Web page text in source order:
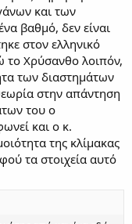
και των
βαθμό, δεν είναι
στον ελληνικό
το Χρύσανθο λοιπόν,
των διαστημάτων
στην απάντηση
του ο
και ο κ.
της κλίμακας
τα στοιχεία αυτό